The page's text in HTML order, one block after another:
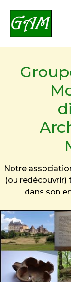
Notre
(ou redécouvrir)
dans son